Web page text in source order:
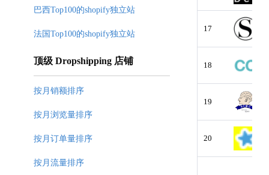
17
18
19
20
巴西Top100的shopify独立站
法国Top100的shopify独立站
顶级 Dropshipping 店铺
按月销额排序
按月浏览量排序
按月订单量排序
按月流量排序